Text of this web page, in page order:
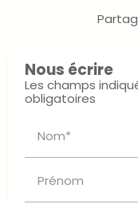
Nous écrire
Les champs
obligatoires
Nom*
Prénom